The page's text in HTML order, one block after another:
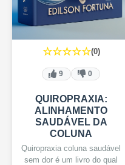
☆☆☆☆☆(0)
9 0
QUIROPRAXIA:
ALINHAMENTO
SAUDÁVEL DA
COLUNA
Quiropraxia coluna saudável
sem dor é um livro do qual